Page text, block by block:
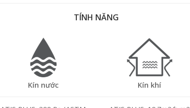
TÍNH NĂNG
Kín nước Kín khí